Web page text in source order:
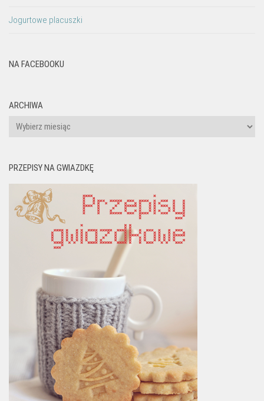
Jogurtowe placuszki
NA FACEBOOKU
ARCHIWA
Archiwa
PRZEPISY NA GWIAZDKĘ